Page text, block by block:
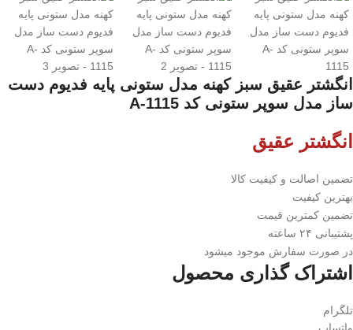
انگشتر عقیق سبز کهنه مدل ستونی پایه فدیوم دست
ساز مدل سوپر ستونی کد A-1115
انگشتر عقیق
تضمین اصالت و کیفیت کالا
بهترین کیفیت
تضمین کمترین قیمت
پشتیبانی ۲۴ ساعته
در صورت سفارش موجود میشود
اشتراک گذاری محصول
تلگرام